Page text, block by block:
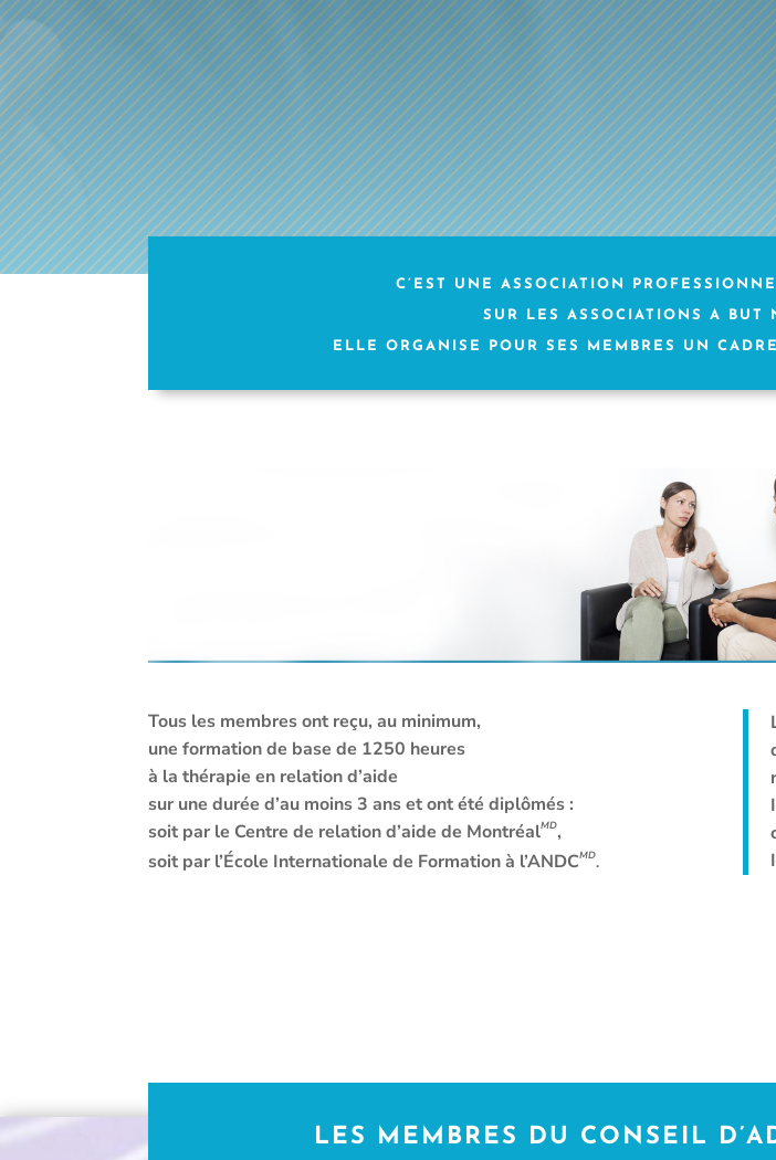
C’EST UNE ASSOCIATION
SUR LES ASSOCIATIONS A BUT
ELLE ORGANISE POUR SES MEMBRES UN
Tous les membres ont reçu, au minimum,
une formation de base de 1250 heures
à la thérapie en relation d’aide
sur une durée d’au moins 3 ans et ont été diplômés :
soit par le Centre de relation d’aide de MontréalMD,
soit par l’École Internationale de Formation à l’ANDCMD.
LES MEMBRES DU CONSEIL